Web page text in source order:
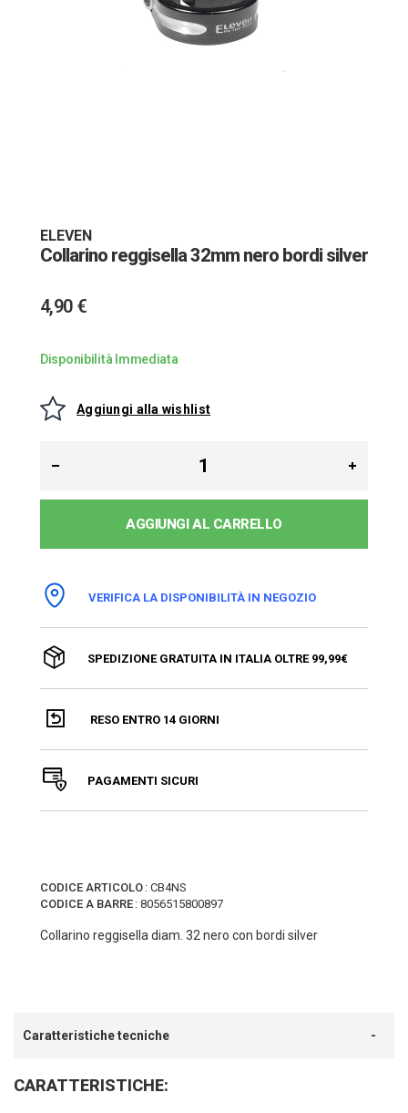
ELEVEN
Collarino reggisella 32mm nero bordi silver
4,90 €
Disponibilità Immediata
Aggiungi alla wishlist
AGGIUNGI AL CARRELLO
VERIFICA LA DISPONIBILITÀ IN NEGOZIO
SPEDIZIONE GRATUITA IN ITALIA OLTRE 99,99€
RESO ENTRO 14 GIORNI
PAGAMENTI SICURI
CODICE ARTICOLO : CB4NS
CODICE A BARRE : 8056515800897
Collarino reggisella diam. 32 nero con bordi silver
galleria
di
Caratteristiche tecniche
CARATTERISTICHE: